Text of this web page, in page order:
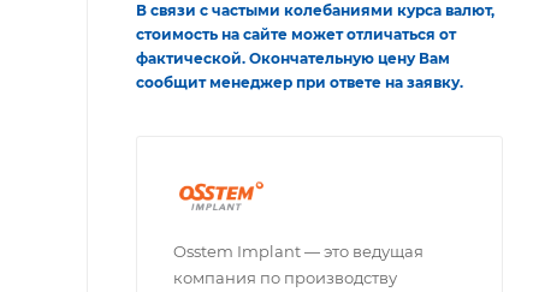
В связи с частыми колебаниями курса валют,
стоимость на сайте может отличаться от
фактической. Окончательную цену Вам
сообщит менеджер при ответе на заявку.
Osstem Implant — это ведущая
компания по производству